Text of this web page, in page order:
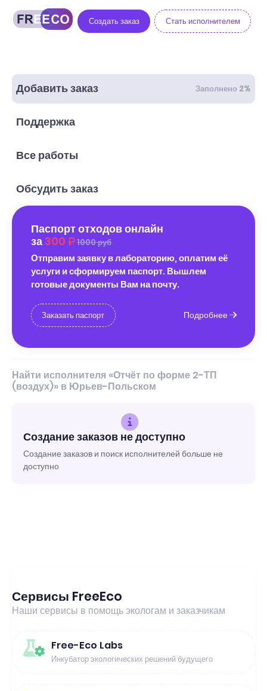
Создать заказ Стать исполнителем
Добавить заказ Заполнено 2%
Поддержка
Все работы
Обсудить заказ
Паспорт отходов онлайн
за 300 1000 руб
Отправим заявку в лабораторию, оплатим её
услуги и сформируем паспорт. Вышлем
готовые документы Вам на почту.
Заказать паспорт Подробнее
Найти исполнителя «Отчёт по форме 2-ТП
(воздух)» в Юрьев-Польском
Создание заказов не доступно
Создание заказов и поиск исполнителей больше не
доступно
Сервисы FreeEco
Наши сервисы в помощь экологам и заказчикам
Free-Eco Labs
Инкубатор экологических решений будущего